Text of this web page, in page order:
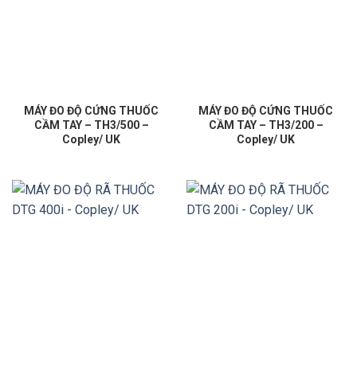
MÁY ĐO ĐỘ CỨNG THUỐC
CẦM TAY – TH3/500 –
Copley/ UK
MÁY ĐO ĐỘ CỨNG THUỐC
CẦM TAY – TH3/200 –
Copley/ UK